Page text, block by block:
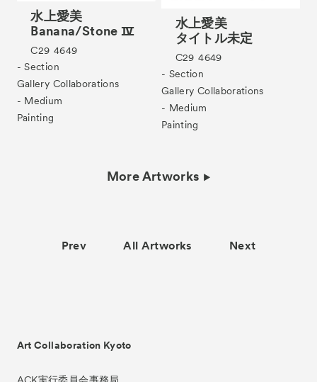
水上愛美
Banana/Stone Ⅳ
C29 4649
- Section
Gallery Collaborations
- Medium
Painting
水上愛美
タイトル未定
C29 4649
- Section
Gallery Collaborations
- Medium
Painting
More Artworks
Prev All Artworks Next
Art Collaboration Kyoto